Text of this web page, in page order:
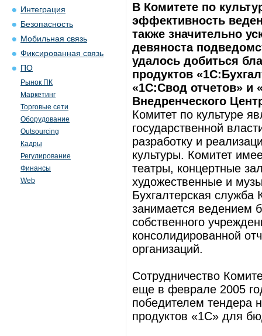
Интеграция
Безопасность
Мобильная связь
Фиксированная связь
ПО
Рынок ПК
Маркетинг
Торговые сети
Оборудование
Outsourcing
Кадры
Регулирование
Финансы
Web
В Комитете по
эффективность
также значительно
девяноста
удалось добиться
продуктов
«1С:Свод отчетов» и
Внедренческого
Комитет по культуре
государственной
разработку и
культуры. Комитет
театры, концертные
художественные и
Бухгалтерская служба
занимается ведением
собственного
консолидированной
организаций.
Сотрудничество
еще в феврале 2005
победителем тендера
продуктов «1С» для